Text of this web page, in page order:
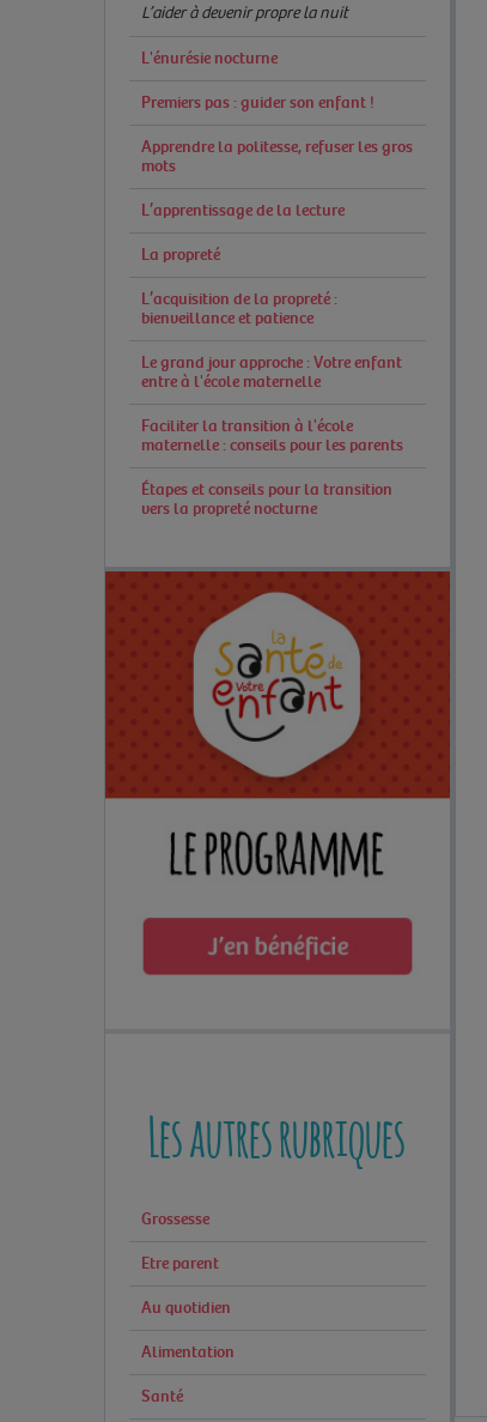
L’aider à devenir propre la nuit
L'énurésie nocturne
Premiers pas : guider son enfant !
Apprendre la politesse, refuser les gros
mots
L’apprentissage de la lecture
La propreté
L’acquisition de la propreté :
bienveillance et patience
Le grand jour approche : Votre enfant
entre à l'école maternelle
Faciliter la transition à l'école
maternelle : conseils pour les parents
Étapes et conseils pour la transition
vers la propreté nocturne
Les autres rubriques
Grossesse
Etre parent
Au quotidien
Alimentation
Santé